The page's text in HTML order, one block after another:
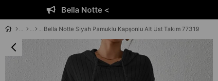
Bella Notte <
Bella Notte Siyah Pamuklu Kapşonlu Alt Üst Takım 77319